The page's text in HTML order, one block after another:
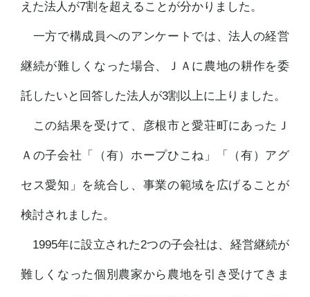
えた法人が7割を超えることが分かりました。
一方で構成員へのアンケートでは、法人の経営
継続が難しくなった場合、ＪＡに農地の耕作を委
託したいと回答した法人が3割以上に上りました。
この結果を受けて、彦根市と愛荘町にあったＪ
Ａの子会社「（有）ホープひこね」「（有）アグ
セス愛知」を統合し、事業の範域を広げることが
検討されました。
1995年に設立された2つの子会社は、経営継続が
難しくなった個別農家から農地を引き受けてきま